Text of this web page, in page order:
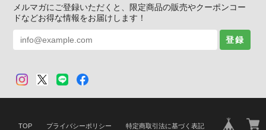
メルマガにご登録いただくと、限定商品の販売やクーポンコー
ドなどお得な情報をお届けします！
登録
TOP プライバシーポリシー 特定商取引法に基づく表記